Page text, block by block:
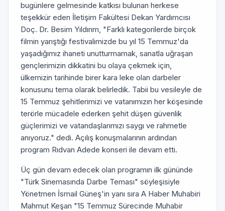
bugünlere gelmesinde katkısı bulunan herkese
teşekkür eden İletişim Fakültesi Dekan Yardımcısı
Doç. Dr. Besim Yıldırım, "Farklı kategorilerde birçok
filmin yarıştığı festivalimizde bu yıl 15 Temmuz'da
yaşadığımız ihaneti unutturmamak, sanatla uğraşan
gençlerimizin dikkatini bu olaya çekmek için,
ülkemizin tarihinde birer kara leke olan darbeler
konusunu tema olarak belirledik. Tabii bu vesileyle de
15 Temmuz şehitlerimizi ve vatanımızın her köşesinde
terörle mücadele ederken şehit düşen güvenlik
güçlerimizi ve vatandaşlarımızı saygı ve rahmetle
anıyoruz." dedi. Açılış konuşmalarının ardından
program Rıdvan Adede konseri ile devam etti.
Üç gün devam edecek olan programın ilk gününde
"Türk Sinemasında Darbe Teması" söyleşisiyle
Yönetmen İsmail Güneş'in yanı sıra A Haber Muhabiri
Mahmut Keşan "15 Temmuz Sürecinde Muhabir